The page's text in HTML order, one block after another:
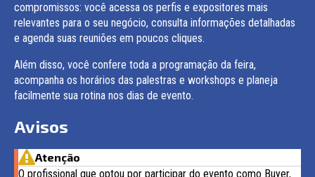
compromissos: você acessa os perfis e expositores mais
relevantes para o seu negócio, consulta informações detalhadas
e agenda suas reuniões em poucos cliques.
Além disso, você confere toda a programação da feira,
acompanha os horários das palestras e workshops e planeja
facilmente sua rotina nos dias de evento.
Avisos
Atenção
O profissional que optou por participar do evento como Buyer,